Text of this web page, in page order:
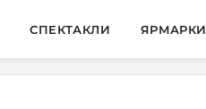
СПЕКТАКЛИ ЯРМАРКИ